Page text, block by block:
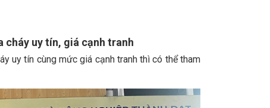
cháy uy tín, giá cạnh tranh
uy tín cùng mức giá cạnh tranh thì có thể tham